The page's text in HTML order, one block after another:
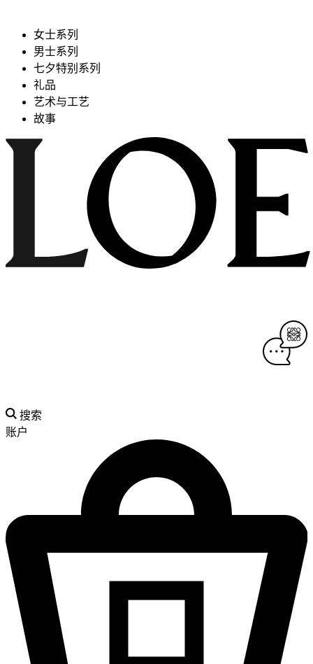
女士系列
男士系列
七夕特别系列
礼品
艺术与工艺
故事
搜索
账户